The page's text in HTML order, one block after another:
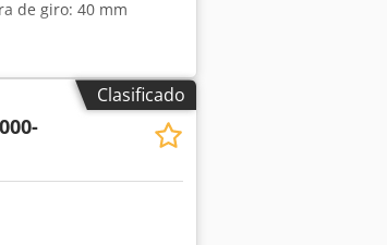
de giro: 40 mm
Clasificado